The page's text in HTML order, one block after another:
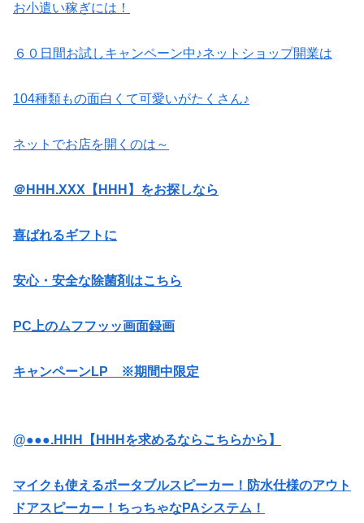
お小遣い稼ぎには！
６０日間お試しキャンペーン中♪ネットショップ開業は
104種類もの面白くて可愛いがたくさん♪
ネットでお店を開くのは～
＠HHH.XXX【HHH】をお探しなら
喜ばれるギフトに
安心・安全な除菌剤はこちら
PC上のムフフッッ画面録画
キャンペーンLP ※期間中限定
@●●●.HHH【HHHを求めるならこちらから】
マイクも使えるポータブルスピーカー！防水仕様のアウト
ドアスピーカー！ちっちゃなPAシステム！